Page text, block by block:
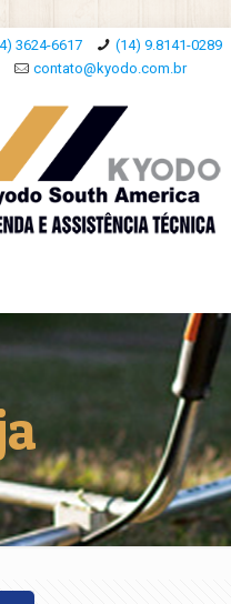
3624-6617
(14) 9.8141-0289
contato@kyodo.com.br